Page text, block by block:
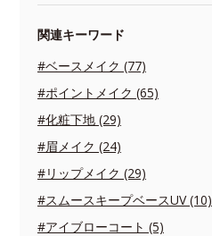
関連キーワード
#ベースメイク (77)
#ポイントメイク (65)
#化粧下地 (29)
#眉メイク (24)
#リップメイク (29)
#スムースキープベースUV (10)
#アイブローコート (5)